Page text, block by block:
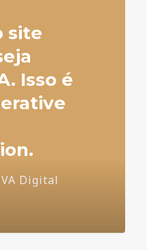
site
Isso é
Digital